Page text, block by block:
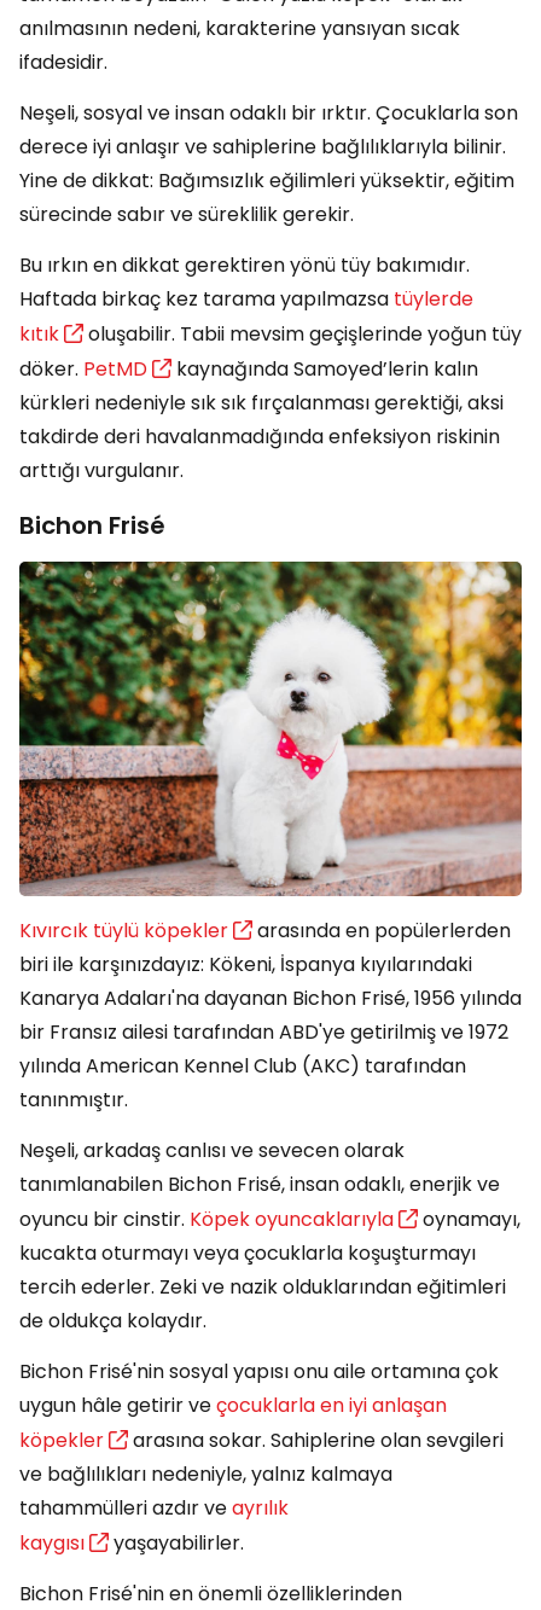
anılmasının nedeni, karakterine yansıyan sıcak
ifadesidir.
Neşeli, sosyal ve insan odaklı bir ırktır. Çocuklarla son
derece iyi anlaşır ve sahiplerine bağlılıklarıyla bilinir.
Yine de dikkat: Bağımsızlık eğilimleri yüksektir, eğitim
sürecinde sabır ve süreklilik gerekir.
Bu ırkın en dikkat gerektiren yönü tüy bakımıdır.
Haftada birkaç kez tarama yapılmazsa tüylerde
kıtık
oluşabilir. Tabii mevsim geçişlerinde yoğun tüy
döker. PetMD
kaynağında Samoyed’lerin kalın
kürkleri nedeniyle sık sık fırçalanması gerektiği, aksi
takdirde deri havalanmadığında enfeksiyon riskinin
arttığı vurgulanır.
Bichon Frisé
Kıvırcık tüylü köpekler
arasında en popülerlerden
biri ile karşınızdayız: Kökeni, İspanya kıyılarındaki
Kanarya Adaları'na dayanan Bichon Frisé, 1956 yılında
bir Fransız ailesi tarafından ABD'ye getirilmiş ve 1972
yılında American Kennel Club (AKC) tarafından
tanınmıştır.
Neşeli, arkadaş canlısı ve sevecen olarak
tanımlanabilen Bichon Frisé, insan odaklı, enerjik ve
oyuncu bir cinstir. Köpek oyuncaklarıyla
oynamayı,
kucakta oturmayı veya çocuklarla koşuşturmayı
tercih ederler. Zeki ve nazik olduklarından eğitimleri
de oldukça kolaydır.
Bichon Frisé'nin sosyal yapısı onu aile ortamına çok
uygun hâle getirir veçocuklarla en iyi anlaşan
köpekler
arasına sokar. Sahiplerine olan sevgileri
ve bağlılıkları nedeniyle, yalnız kalmaya
tahammülleri azdır veayrılık
kaygısı
yaşayabilirler.
Bichon Frisé'nin en önemli özelliklerinden